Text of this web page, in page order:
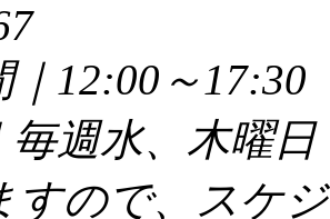
｜12:00～
毎週水、木曜
すので、スケ